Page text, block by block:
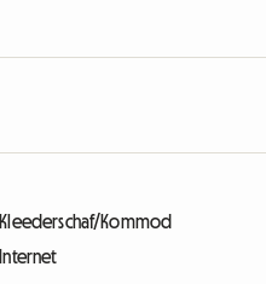
Kleederschaf/Kommod
Internet